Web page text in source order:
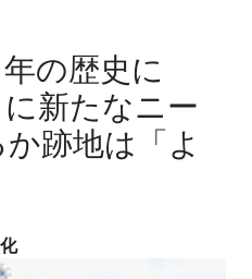
の歴史に
新たなニー
跡地は「よ